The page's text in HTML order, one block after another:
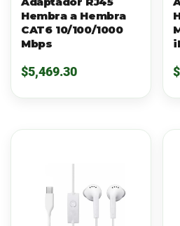
Hembra a Hembra
CAT6 10/100/1000
Mbps
$5,469.30 $